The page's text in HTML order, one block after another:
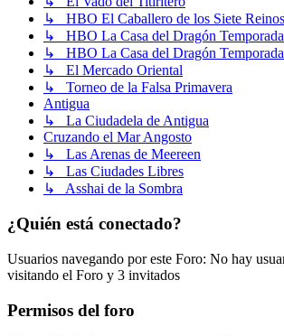
↳ HBO El Caballero de los Siete
↳ HBO La Casa del Dragón
↳ HBO La Casa del Dragón
↳ El Mercado Oriental
↳ Torneo de la Falsa Primavera
Antigua
↳ La Ciudadela de Antigua
Cruzando el Mar Angosto
↳ Las Arenas de Meereen
↳ Las Ciudades Libres
↳ Asshai de la Sombra
¿Quién está conectado?
Usuarios navegando por este Foro: No hay
visitando el Foro y 3 invitados
Permisos del foro